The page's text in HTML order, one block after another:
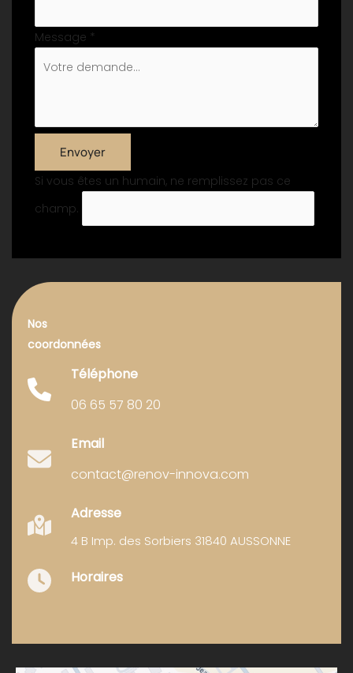
Message *
Envoyer
Si vous êtes un humain, ne remplissez pas ce
champ.
Nos
coordonnées
Téléphone
06 65 57 80 20
Email
contact@renov-innova.com
Adresse
4 B Imp. des Sorbiers 31840 AUSSONNE
Horaires